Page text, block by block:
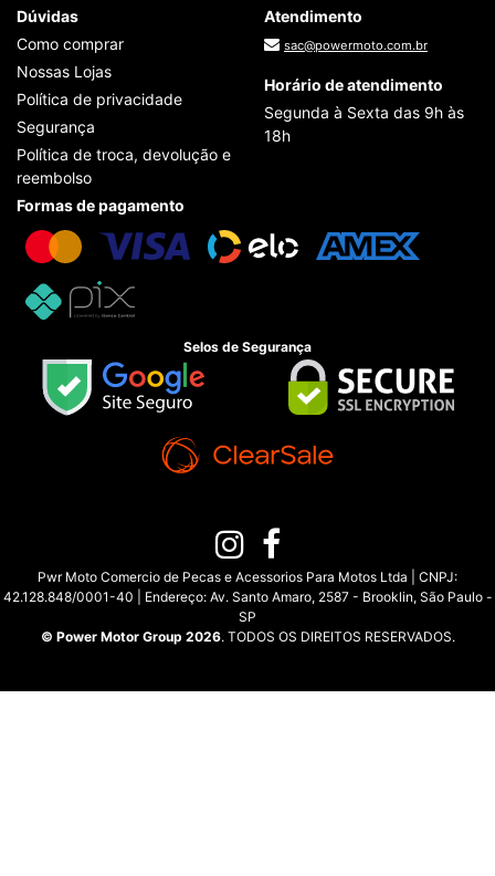
Dúvidas
Como comprar
Nossas Lojas
Política de privacidade
Segurança
Política de troca, devolução e
reembolso
Atendimento
sac@powermoto.com.br
Horário de atendimento
Segunda à Sexta das 9h às
18h
Formas de pagamento
Selos de Segurança
Pwr Moto Comercio de Pecas e Acessorios Para Motos Ltda | CNPJ:
42.128.848/0001-40 | Endereço: Av. Santo Amaro, 2587 - Brooklin, São Paulo -
SP
© Power Motor Group 2026. TODOS OS DIREITOS RESERVADOS.